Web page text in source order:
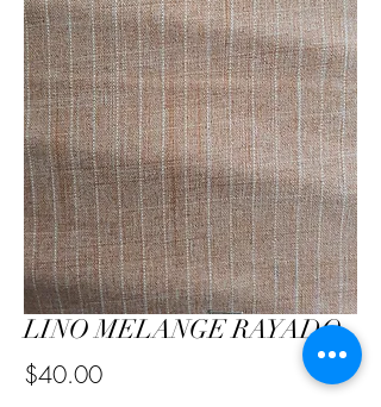
LINO MELANGE RAYADO
$40.00Precio